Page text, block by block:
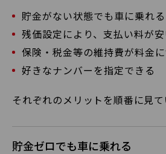
貯金がない状態でも車に乗れる
残価設定により、支払い料が
保険・税金等の維持費が料金
好きなナンバーを指定できる
それぞれのメリットを順番に見て
貯金ゼロでも車に乗れる